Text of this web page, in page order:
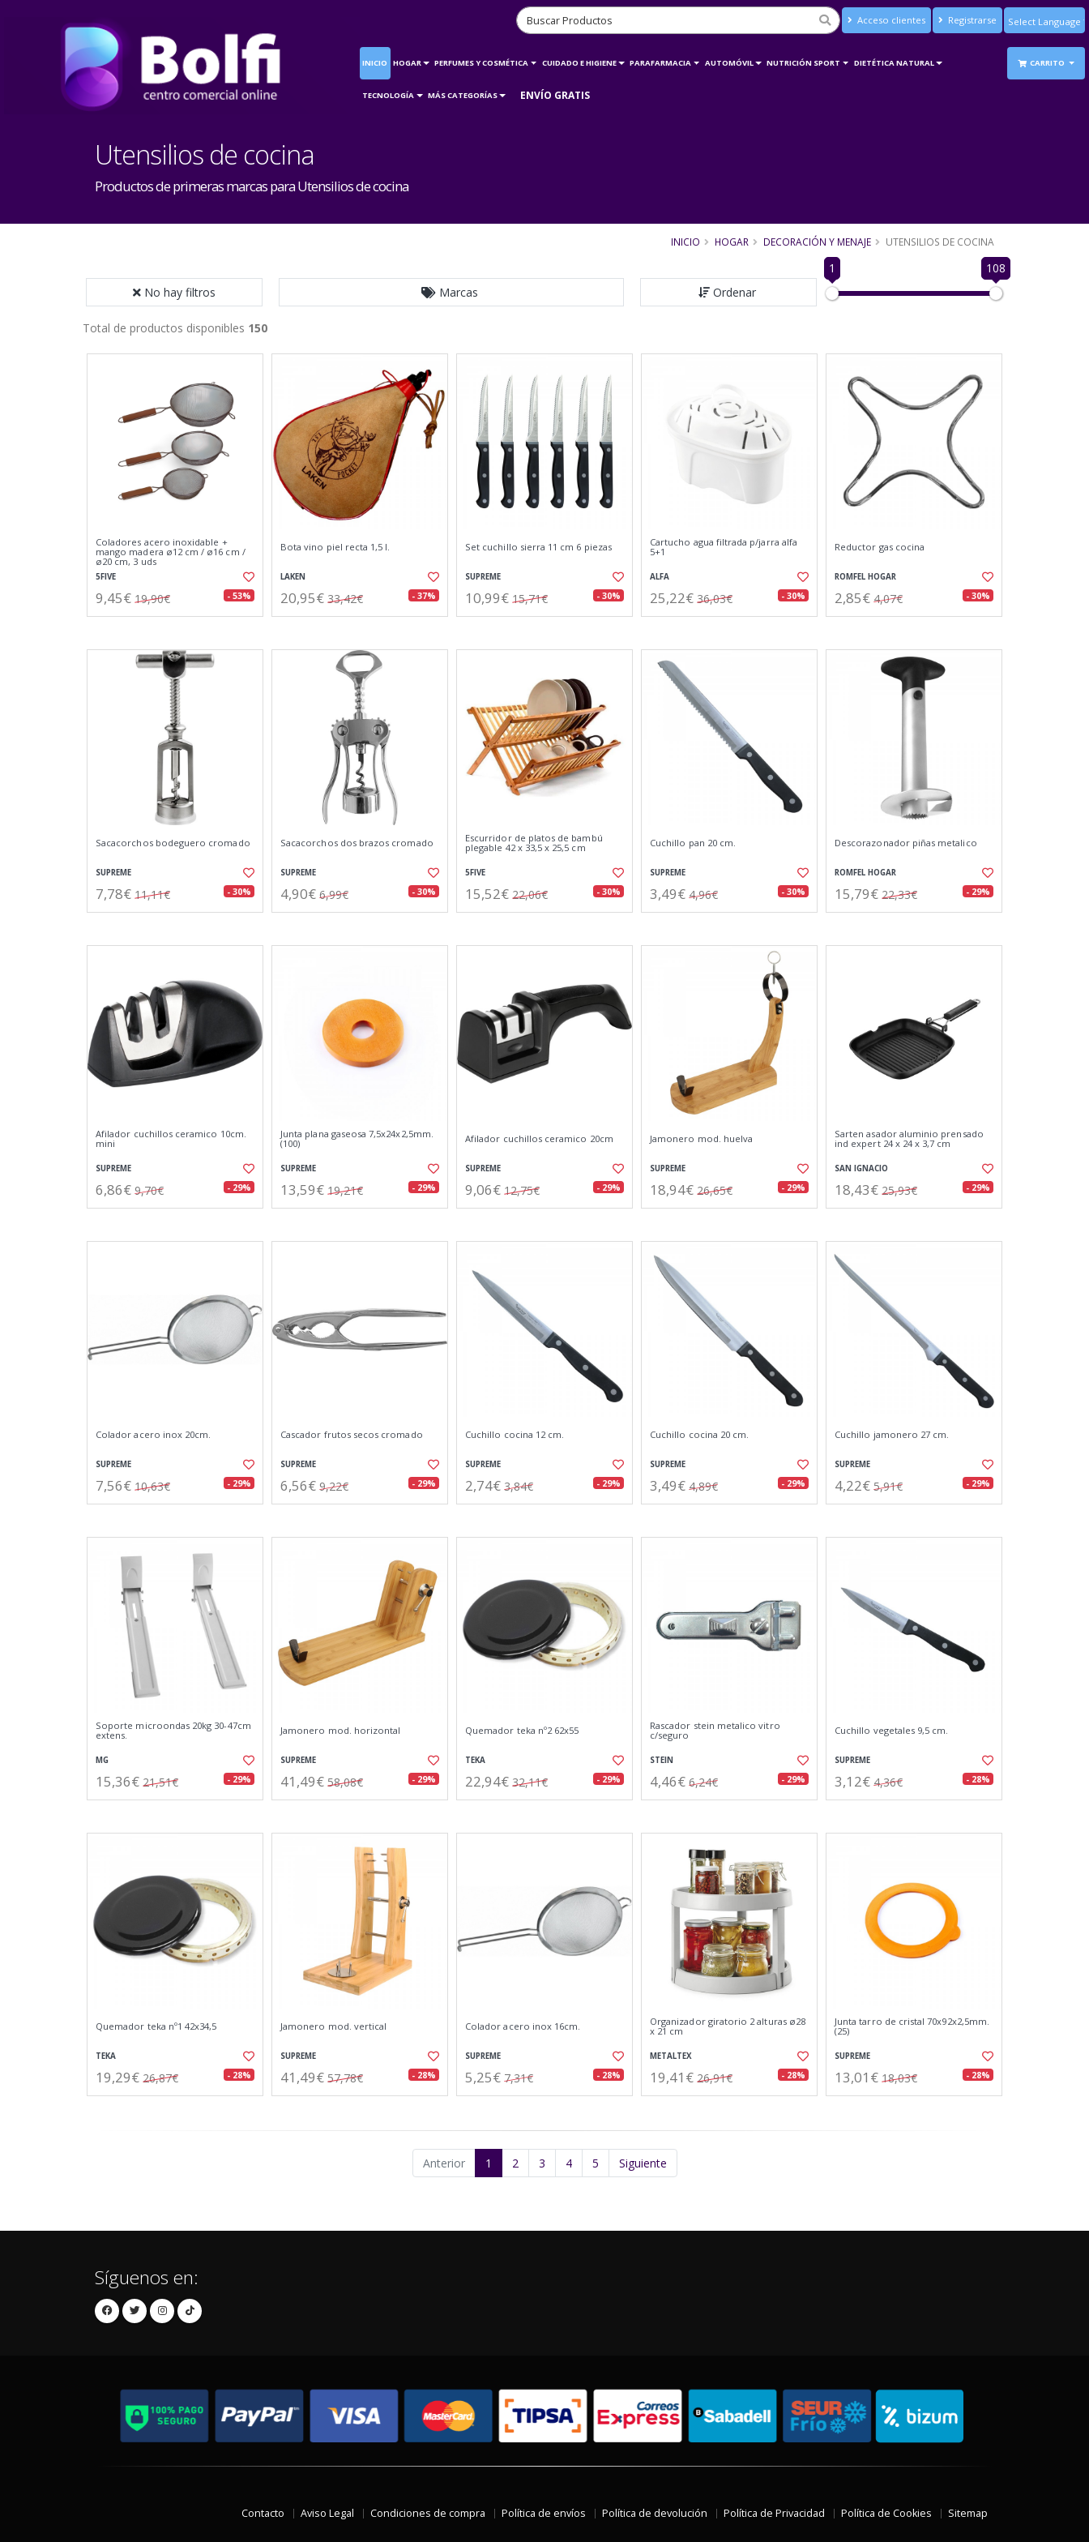
Acceso clientes Registrarse
Translate
INICIO HOGAR PERFUMES Y COSMÉTICA CUIDADO E HIGIENE PARAFARMACIA AUTOMÓVIL NUTRICIÓN SPORT DIETÉTICA NATURAL
TECNOLOGÍA MÁS CATEGORÍAS ENVÍO GRATIS
CARRITO
Utensilios de cocina
Productos de primeras marcas para Utensilios de cocina
INICIO HOGAR DECORACIÓN Y MENAJE UTENSILIOS DE COCINA
No hay filtros Marcas Ordenar
1 108
Total de productos disponibles 150
Coladores acero inoxidable +
mango madera ø12 cm / ø16 cm /
ø20 cm, 3 uds
5FIVE
9,45€ 19,90€ - 53%
Bota vino piel recta 1,5 l.
LAKEN
20,95€ 33,42€ - 37%
Set cuchillo sierra 11 cm 6 piezas
SUPREME
10,99€ 15,71€ - 30%
Cartucho agua filtrada p/jarra alfa
5+1
ALFA
25,22€ 36,03€ - 30%
Reductor gas cocina
ROMFEL HOGAR
2,85€ 4,07€ - 30%
Sacacorchos bodeguero cromado
SUPREME
7,78€ 11,11€ - 30%
Sacacorchos dos brazos cromado
SUPREME
4,90€ 6,99€ - 30%
Escurridor de platos de bambú
plegable 42 x 33,5 x 25,5 cm
5FIVE
15,52€ 22,06€ - 30%
Cuchillo pan 20 cm.
SUPREME
3,49€ 4,96€ - 30%
Descorazonador piñas metalico
ROMFEL HOGAR
15,79€ 22,33€ - 29%
Afilador cuchillos ceramico 10cm.
mini
SUPREME
6,86€ 9,70€ - 29%
Junta plana gaseosa 7,5x24x2,5mm.
(100)
SUPREME
13,59€ 19,21€ - 29%
Afilador cuchillos ceramico 20cm
SUPREME
9,06€ 12,75€ - 29%
Jamonero mod. huelva
SUPREME
18,94€ 26,65€ - 29%
Sarten asador aluminio prensado
ind expert 24 x 24 x 3,7 cm
SAN IGNACIO
18,43€ 25,93€ - 29%
Colador acero inox 20cm.
SUPREME
7,56€ 10,63€ - 29%
Cascador frutos secos cromado
SUPREME
6,56€ 9,22€ - 29%
Cuchillo cocina 12 cm.
SUPREME
2,74€ 3,84€ - 29%
Cuchillo cocina 20 cm.
SUPREME
3,49€ 4,89€ - 29%
Cuchillo jamonero 27 cm.
SUPREME
4,22€ 5,91€ - 29%
Soporte microondas 20kg 30-47cm
extens.
MG
15,36€ 21,51€ - 29%
Jamonero mod. horizontal
SUPREME
41,49€ 58,08€ - 29%
Quemador teka nº2 62x55
TEKA
22,94€ 32,11€ - 29%
Rascador stein metalico vitro
c/seguro
STEIN
4,46€ 6,24€ - 29%
Cuchillo vegetales 9,5 cm.
SUPREME
3,12€ 4,36€ - 28%
Quemador teka nº1 42x34,5
TEKA
19,29€ 26,87€ - 28%
Jamonero mod. vertical
SUPREME
41,49€ 57,78€ - 28%
Colador acero inox 16cm.
SUPREME
5,25€ 7,31€ - 28%
Organizador giratorio 2 alturas ø28
x 21 cm
METALTEX
19,41€ 26,91€ - 28%
Junta tarro de cristal 70x92x2,5mm.
(25)
SUPREME
13,01€ 18,03€ - 28%
Anterior 1 2 3 4 5 Siguiente
Síguenos en:
Contacto Aviso Legal Condiciones de compra Política de envíos Política de devolución Política de Privacidad Política de Cookies Sitemap